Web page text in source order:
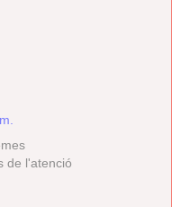
de l'atenció